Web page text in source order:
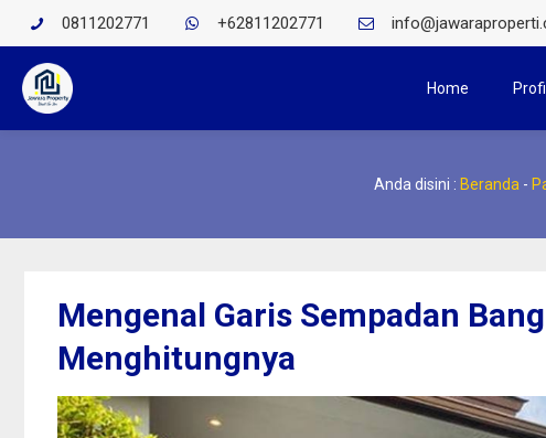
0811202771 +62811202771
Home Profil
Anda disini : Beranda -
Mengenal Garis Sempadan
Menghitungnya